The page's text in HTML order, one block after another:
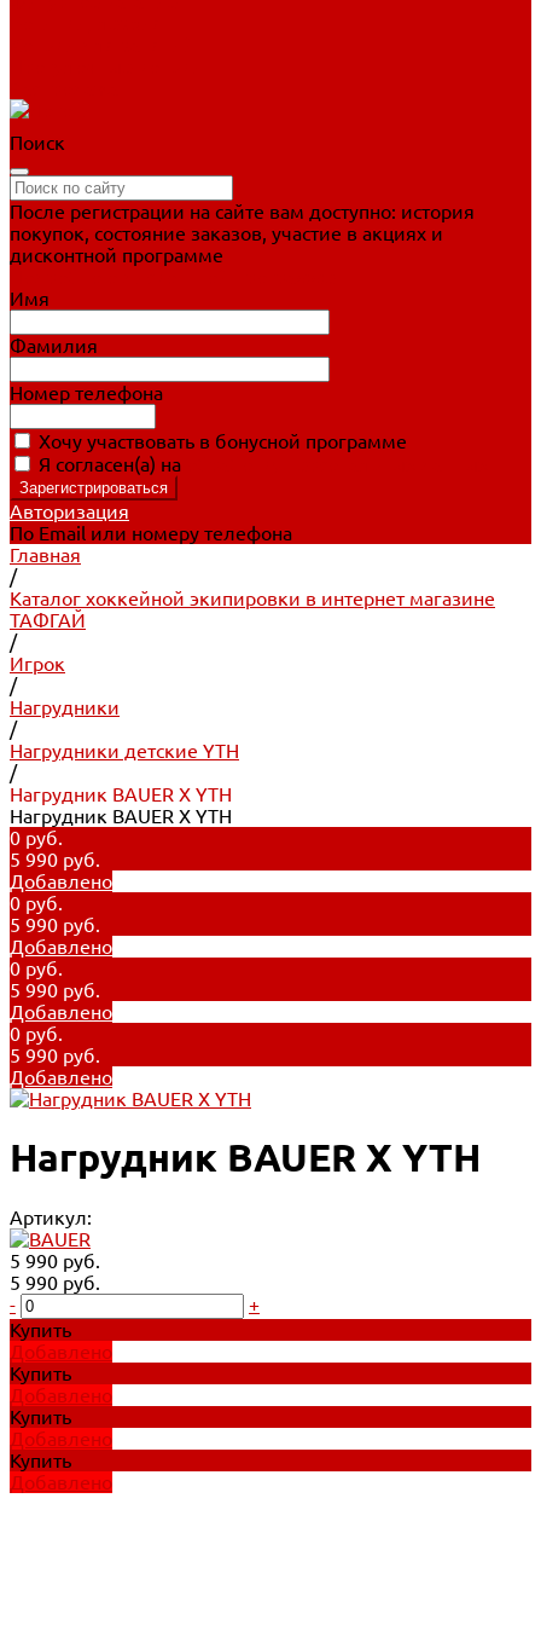
Поиск
После регистрации на сайте вам доступно: история
покупок, состояние заказов, участие в акциях и
дисконтной программе
Имя
Фамилия
Номер телефона
Хочу участвовать в бонусной программе
Я согласен(а) на
Авторизация
По Email или номеру телефона
Главная
/
Каталог хоккейной экипировки в интернет магазине
ТАФГАЙ
/
Игрок
/
Нагрудники
/
Нагрудники детские YTH
/
Нагрудник BAUER X YTH
Нагрудник BAUER X YTH
0 руб.
5 990 руб.
Добавлено
0 руб.
5 990 руб.
Добавлено
0 руб.
5 990 руб.
Добавлено
0 руб.
5 990 руб.
Добавлено
Нагрудник BAUER X YTH
Артикул:
5 990 руб.
5 990 руб.
-
+
Купить
Добавлено
Купить
Добавлено
Купить
Добавлено
Купить
Добавлено